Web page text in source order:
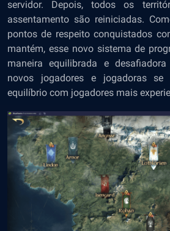
servidor. Depois, todos os
assentamento são reiniciadas.
pontos de respeito conquistados
mantém, esse novo sistema de
maneira equilibrada e
novos jogadores e jogadoras se
equilíbrio com jogadores mais